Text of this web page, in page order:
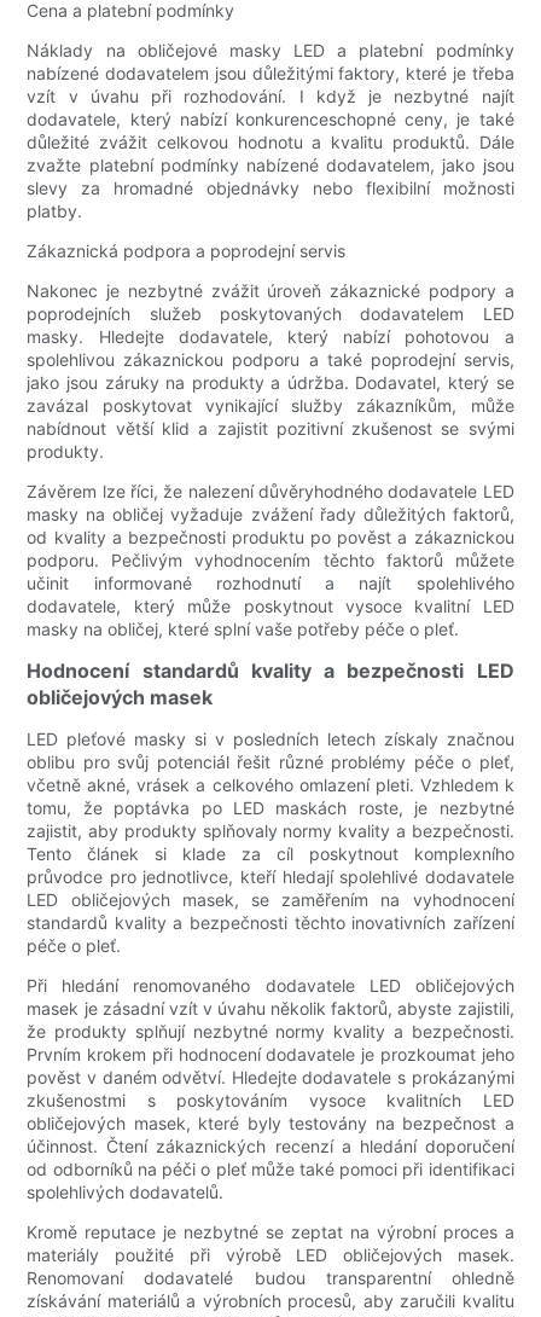
Cena a platební podmínky
Náklady na obličejové masky LED a platební podmínky
nabízené dodavatelem jsou důležitými faktory, které je třeba
vzít v úvahu při rozhodování. I když je nezbytné najít
dodavatele, který nabízí konkurenceschopné ceny, je také
důležité zvážit celkovou hodnotu a kvalitu produktů. Dále
zvažte platební podmínky nabízené dodavatelem, jako jsou
slevy za hromadné objednávky nebo flexibilní možnosti
platby.
Zákaznická podpora a poprodejní servis
Nakonec je nezbytné zvážit úroveň zákaznické podpory a
poprodejních služeb poskytovaných dodavatelem LED
masky. Hledejte dodavatele, který nabízí pohotovou a
spolehlivou zákaznickou podporu a také poprodejní servis,
jako jsou záruky na produkty a údržba. Dodavatel, který se
zavázal poskytovat vynikající služby zákazníkům, může
nabídnout větší klid a zajistit pozitivní zkušenost se svými
produkty.
Závěrem lze říci, že nalezení důvěryhodného dodavatele LED
masky na obličej vyžaduje zvážení řady důležitých faktorů,
od kvality a bezpečnosti produktu po pověst a zákaznickou
podporu. Pečlivým vyhodnocením těchto faktorů můžete
učinit informované rozhodnutí a najít spolehlivého
dodavatele, který může poskytnout vysoce kvalitní LED
masky na obličej, které splní vaše potřeby péče o pleť.
Hodnocení standardů kvality a bezpečnosti LED
obličejových masek
LED pleťové masky si v posledních letech získaly značnou
oblibu pro svůj potenciál řešit různé problémy péče o pleť,
včetně akné, vrásek a celkového omlazení pleti. Vzhledem k
tomu, že poptávka po LED maskách roste, je nezbytné
zajistit, aby produkty splňovaly normy kvality a bezpečnosti.
Tento článek si klade za cíl poskytnout komplexního
průvodce pro jednotlivce, kteří hledají spolehlivé dodavatele
LED obličejových masek, se zaměřením na vyhodnocení
standardů kvality a bezpečnosti těchto inovativních zařízení
péče o pleť.
Při hledání renomovaného dodavatele LED obličejových
masek je zásadní vzít v úvahu několik faktorů, abyste zajistili,
že produkty splňují nezbytné normy kvality a bezpečnosti.
Prvním krokem při hodnocení dodavatele je prozkoumat jeho
pověst v daném odvětví. Hledejte dodavatele s prokázanými
zkušenostmi s poskytováním vysoce kvalitních LED
obličejových masek, které byly testovány na bezpečnost a
účinnost. Čtení zákaznických recenzí a hledání doporučení
od odborníků na péči o pleť může také pomoci při identifikaci
spolehlivých dodavatelů.
Kromě reputace je nezbytné se zeptat na výrobní proces a
materiály použité při výrobě LED obličejových masek.
Renomovaní dodavatelé budou transparentní ohledně
získávání materiálů a výrobních procesů, aby zaručili kvalitu